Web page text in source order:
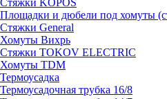
Стяжки KOPOS
Площадки и дюбели под хомуты
Стяжки General
Хомуты Вихрь
Стяжки TOKOV ELECTRIC
Хомуты TDM
Термоусадка
Термоусадочная трубка 16/8